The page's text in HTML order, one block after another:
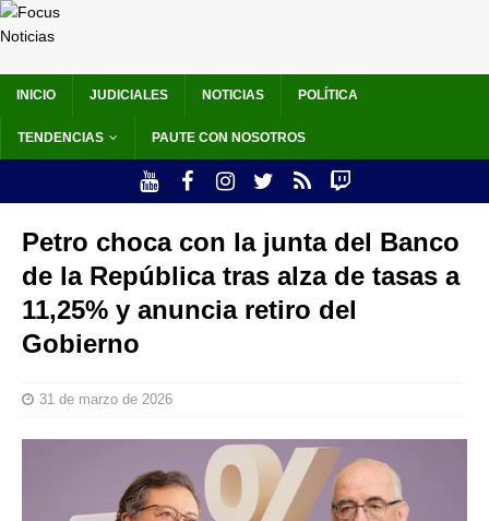
INICIO JUDICIALES NOTICIAS POLÍTICA
TENDENCIAS PAUTE CON NOSOTROS
Petro choca con la junta del Banco
de la República tras alza de tasas a
11,25% y anuncia retiro del
Gobierno
31 de marzo de 2026